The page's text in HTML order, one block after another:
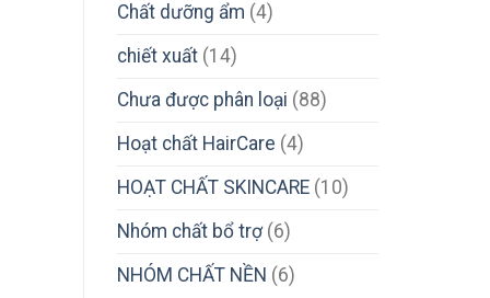
Chất dưỡng ẩm (4)
chiết xuất (14)
Chưa được phân loại (88)
Hoạt chất HairCare (4)
HOẠT CHẤT SKINCARE (10)
Nhóm chất bổ trợ(6)
NHÓM CHẤT NỀN (6)